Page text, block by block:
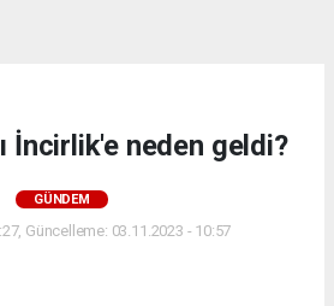
İncirlik'e neden geldi?
GÜNDEM
Güncelleme: 03.11.2023 - 10:57